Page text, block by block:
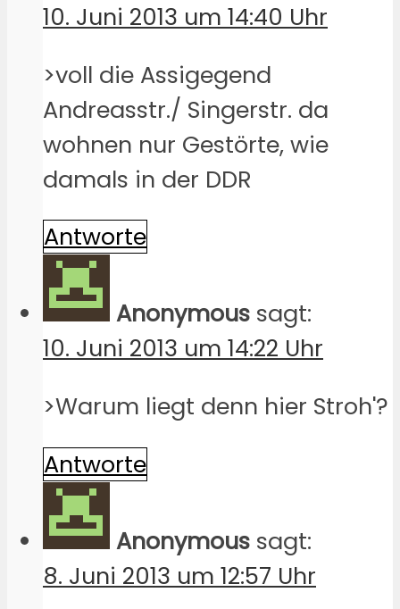
10. Juni 2013 um 14:40 Uhr
>voll die Assigegend
Andreasstr./ Singerstr. da
wohnen nur Gestörte, wie
damals in der DDR
Antworte
Anonymous sagt:
10. Juni 2013 um 14:22 Uhr
>Warum liegt denn hier Stroh'?
Antworte
Anonymous sagt:
8. Juni 2013 um 12:57 Uhr